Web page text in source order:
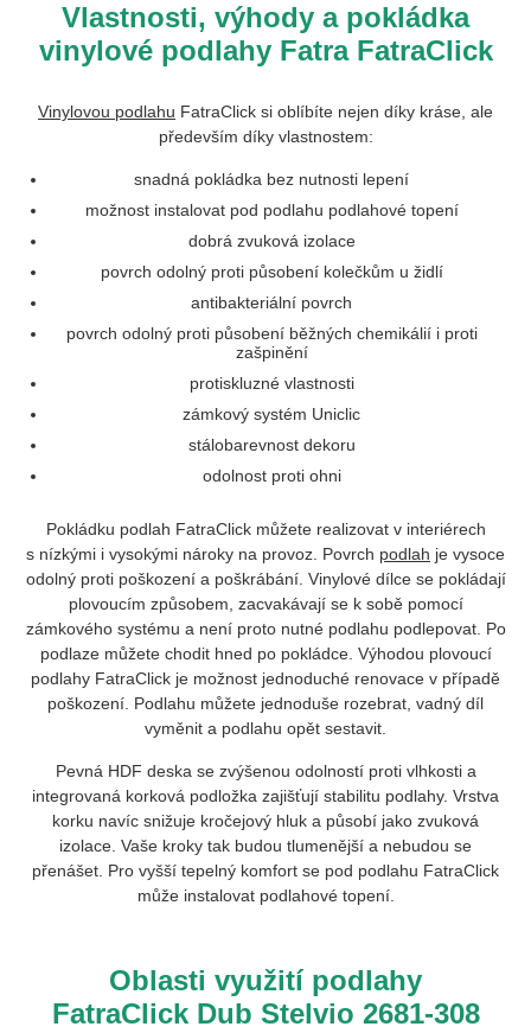
Vlastnosti, výhody a pokládka
vinylové podlahy Fatra FatraClick
Vinylovou podlahu FatraClick si oblíbíte nejen díky kráse, ale
především díky vlastnostem:
snadná pokládka bez nutnosti lepení
možnost instalovat pod podlahu podlahové topení
dobrá zvuková izolace
povrch odolný proti působení kolečkům u židlí
antibakteriální povrch
povrch odolný proti působení běžných chemikálií i proti
zašpinění
protiskluzné vlastnosti
zámkový systém Uniclic
stálobarevnost dekoru
odolnost proti ohni
Pokládku podlah FatraClick můžete realizovat v interiérech
s nízkými i vysokými nároky na provoz. Povrch podlah je vysoce
odolný proti poškození a poškrábání. Vinylové dílce se pokládají
plovoucím způsobem, zacvakávají se k sobě pomocí
zámkového systému a není proto nutné podlahu podlepovat. Po
podlaze můžete chodit hned po pokládce. Výhodou plovoucí
podlahy FatraClick je možnost jednoduché renovace v případě
poškození. Podlahu můžete jednoduše rozebrat, vadný díl
vyměnit a podlahu opět sestavit.
Pevná HDF deska se zvýšenou odolností proti vlhkosti a
integrovaná korková podložka zajišťují stabilitu podlahy. Vrstva
korku navíc snižuje kročejový hluk a působí jako zvuková
izolace. Vaše kroky tak budou tlumenější a nebudou se
přenášet. Pro vyšší tepelný komfort se pod podlahu FatraClick
může instalovat podlahové topení.
Oblasti využití podlahy
FatraClick Dub Stelvio 2681-308